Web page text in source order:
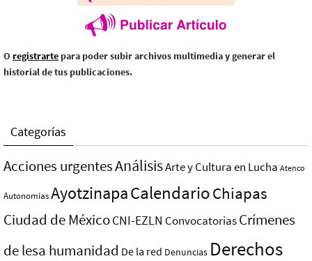
O registrarte para poder subir archivos multimedia y generar el
historial de tus publicaciones.
Categorías
Acciones urgentesAnálisisArte y Cultura en Lucha Atenco
AutonomíasAyotzinapaCalendarioChiapas
Ciudad de MéxicoCNI-EZLN ConvocatoriasCrímenes
de lesa humanidad De la red Denuncias Derechos